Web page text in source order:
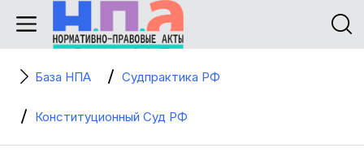
База НПА Судпрактика РФ
Конституционный Суд РФ